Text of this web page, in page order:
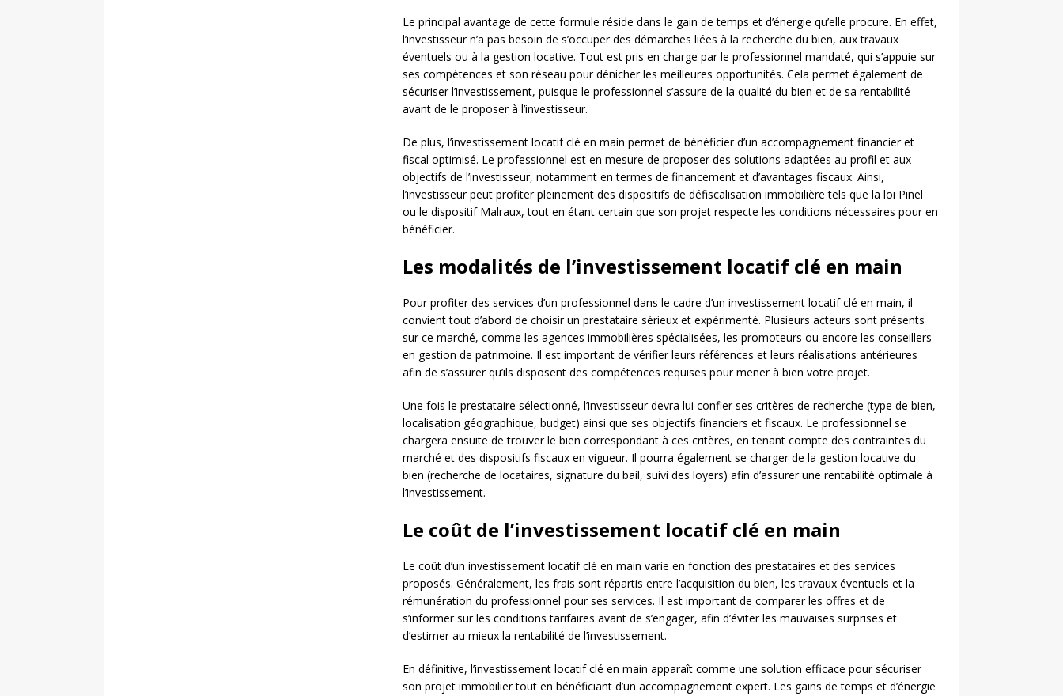
Le principal avantage de cette formule réside dans le gain de temps et d’énergie qu’elle procure. En effet,
l’investisseur n’a pas besoin de s’occuper des démarches liées à la recherche du bien, aux travaux
éventuels ou à la gestion locative. Tout est pris en charge par le professionnel mandaté, qui s’appuie sur
ses compétences et son réseau pour dénicher les meilleures opportunités. Cela permet également de
sécuriser l’investissement, puisque le professionnel s’assure de la qualité du bien et de sa rentabilité
avant de le proposer à l’investisseur.
De plus, l’investissement locatif clé en main permet de bénéficier d’un accompagnement financier et
fiscal optimisé. Le professionnel est en mesure de proposer des solutions adaptées au profil et aux
objectifs de l’investisseur, notamment en termes de financement et d’avantages fiscaux. Ainsi,
l’investisseur peut profiter pleinement des dispositifs de défiscalisation immobilière tels que la loi Pinel
ou le dispositif Malraux, tout en étant certain que son projet respecte les conditions nécessaires pour en
bénéficier.
Les modalités de l’investissement locatif clé en main
Pour profiter des services d’un professionnel dans le cadre d’un investissement locatif clé en main, il
convient tout d’abord de choisir un prestataire sérieux et expérimenté. Plusieurs acteurs sont présents
sur ce marché, comme les agences immobilières spécialisées, les promoteurs ou encore les conseillers
en gestion de patrimoine. Il est important de vérifier leurs références et leurs réalisations antérieures
afin de s’assurer qu’ils disposent des compétences requises pour mener à bien votre projet.
Une fois le prestataire sélectionné, l’investisseur devra lui confier ses critères de recherche (type de bien,
localisation géographique, budget) ainsi que ses objectifs financiers et fiscaux. Le professionnel se
chargera ensuite de trouver le bien correspondant à ces critères, en tenant compte des contraintes du
marché et des dispositifs fiscaux en vigueur. Il pourra également se charger de la gestion locative du
bien (recherche de locataires, signature du bail, suivi des loyers) afin d’assurer une rentabilité optimale à
l’investissement.
Le coût de l’investissement locatif clé en main
Le coût d’un investissement locatif clé en main varie en fonction des prestataires et des services
proposés. Généralement, les frais sont répartis entre l’acquisition du bien, les travaux éventuels et la
rémunération du professionnel pour ses services. Il est important de comparer les offres et de
s’informer sur les conditions tarifaires avant de s’engager, afin d’éviter les mauvaises surprises et
d’estimer au mieux la rentabilité de l’investissement.
En définitive, l’investissement locatif clé en main apparaît comme une solution efficace pour sécuriser
son projet immobilier tout en bénéficiant d’un accompagnement expert. Les gains de temps et d’énergie